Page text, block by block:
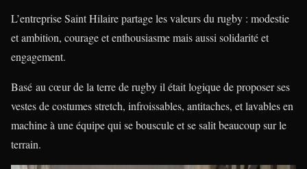
L’entreprise Saint Hilaire partage les valeurs du rugby : modestie
et ambition, courage et enthousiasme mais aussi solidarité et
engagement.
Basé au cœur de la terre de rugby il était logique de proposer ses
vestes de costumes stretch, infroissables, antitaches, et lavables en
machine à une équipe qui se bouscule et se salit beaucoup sur le
terrain.